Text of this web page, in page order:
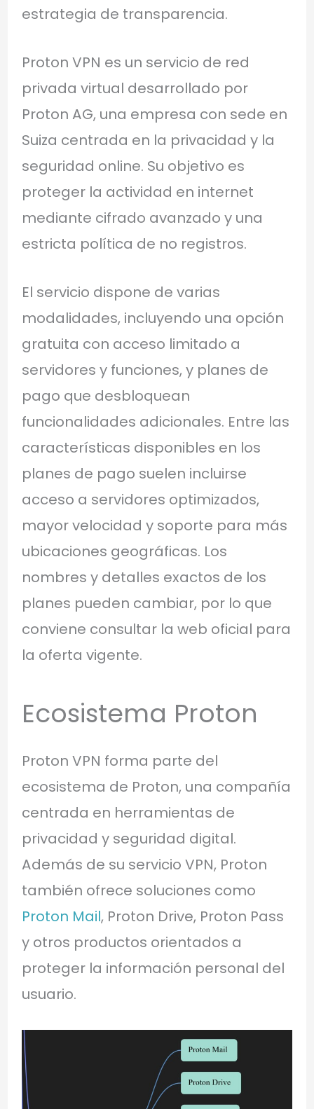
estrategia de transparencia.
Proton VPN es un servicio de red
privada virtual desarrollado por
Proton AG, una empresa con sede en
Suiza centrada en la privacidad y la
seguridad online. Su objetivo es
proteger la actividad en internet
mediante cifrado avanzado y una
estricta política de no registros.
El servicio dispone de varias
modalidades, incluyendo una opción
gratuita con acceso limitado a
servidores y funciones, y planes de
pago que desbloquean
funcionalidades adicionales. Entre las
características disponibles en los
planes de pago suelen incluirse
acceso a servidores optimizados,
mayor velocidad y soporte para más
ubicaciones geográficas. Los
nombres y detalles exactos de los
planes pueden cambiar, por lo que
conviene consultar la web oficial para
la oferta vigente.
Ecosistema Proton
Proton VPN forma parte del
ecosistema de Proton, una compañía
centrada en herramientas de
privacidad y seguridad digital.
Además de su servicio VPN, Proton
también ofrece soluciones como
Proton Mail, Proton Drive, Proton Pass
y otros productos orientados a
proteger la información personal del
usuario.